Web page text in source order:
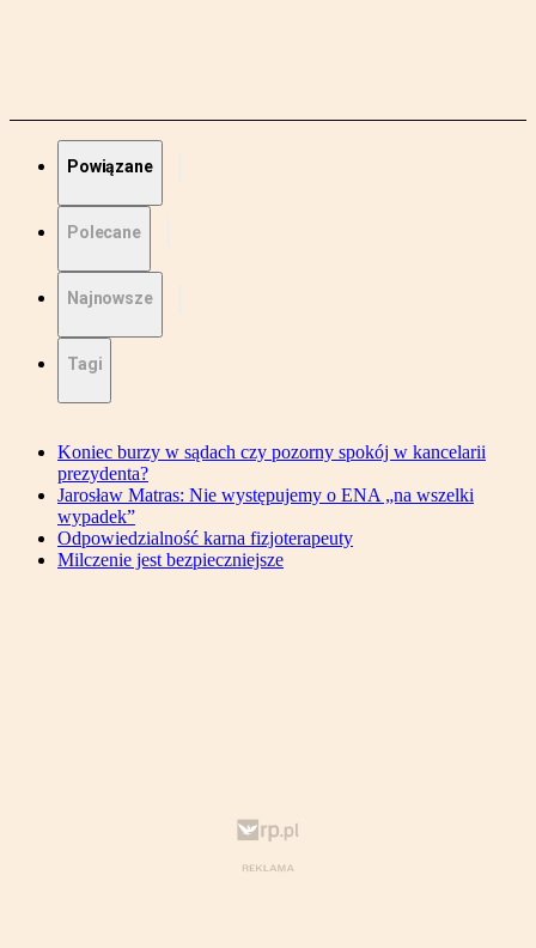
Powiązane
Polecane
Najnowsze
Tagi
Koniec burzy w sądach czy pozorny spokój w kancelarii
prezydenta?
Jarosław Matras: Nie występujemy o ENA „na wszelki
wypadek”
Odpowiedzialność karna fizjoterapeuty
Milczenie jest bezpieczniejsze